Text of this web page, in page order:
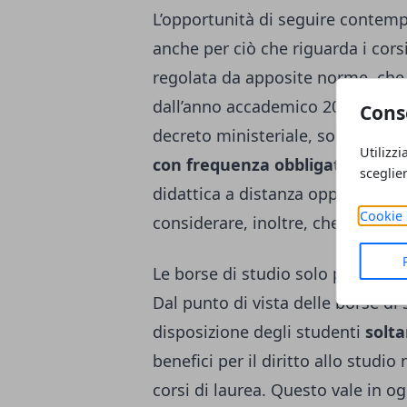
Cookie
L’opportunità di seguire
anche per ciò che riguarda i
regolata da apposite norme,
dall’anno accademico 2022/
decreto ministeriale, solo uno
con frequenza obbligatoria.
didattica a distanza oppure
considerare, inoltre, che gli
Le borse di studio solo per un
Dal punto di vista delle borse di
disposizione degli studenti
benefici per il diritto allo studio
corsi di laurea. Questo vale in